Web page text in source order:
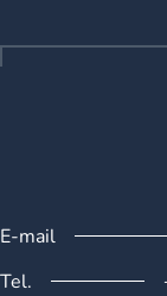
t
í
E-mail
Tel.